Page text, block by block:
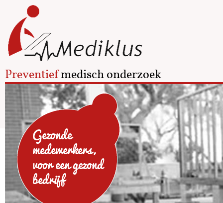
Preventiefmedisch onderzoek
Gezonde
medewerkers,
voor een gezond
bedrijf